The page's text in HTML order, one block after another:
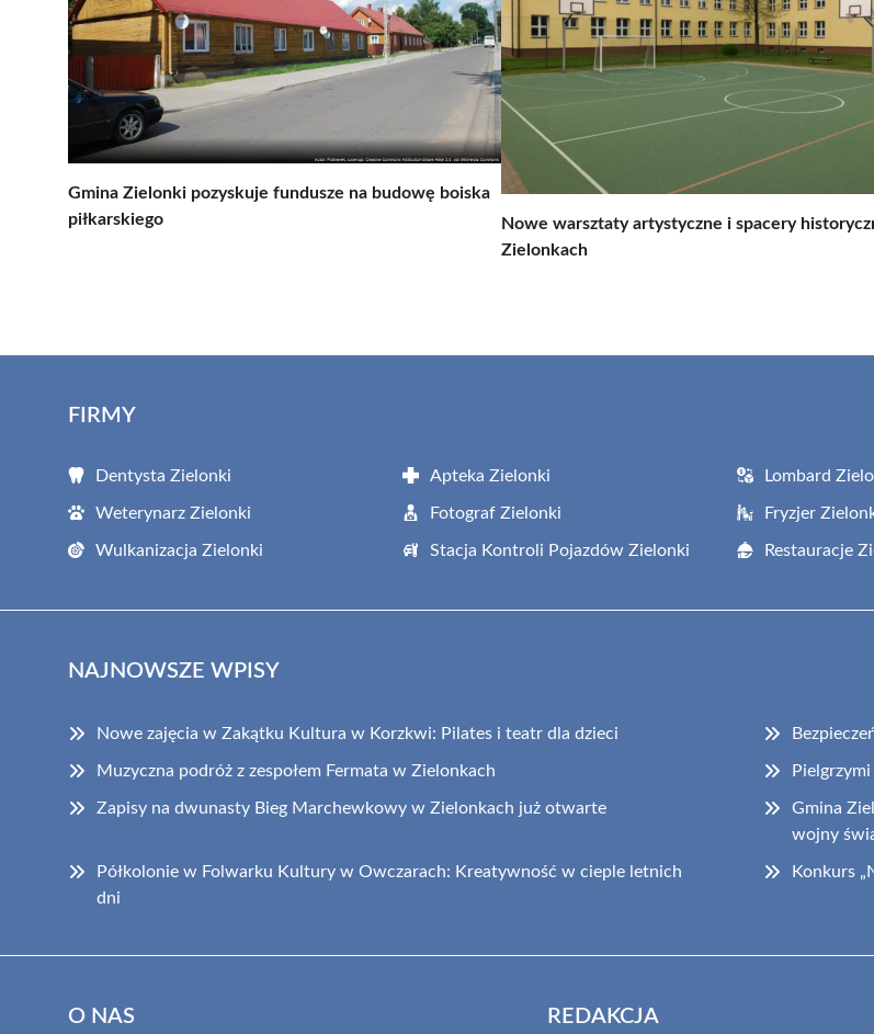
Gmina Zielonki pozyskuje fundusze na budowę boiska
piłkarskiego
Nowe warsztaty artystyczne i spacery
Zielonkach
FIRMY
Dentysta Zielonki Apteka Zielonki Lombard
Weterynarz Zielonki Fotograf Zielonki Fryzjer
Wulkanizacja Zielonki Stacja Kontroli Pojazdów Zielonki Restauracje
NAJNOWSZE WPISY
Nowe zajęcia w Zakątku Kultura w Korzkwi: Pilates i teatr dla dzieci
Muzyczna podróż z zespołem Fermata w Zielonkach
Zapisy na dwunasty Bieg Marchewkowy w Zielonkach już otwarte
Gmina
wojny
Półkolonie w Folwarku Kultury w Owczarach: Kreatywność w cieple letnich
dni
Konkurs
O NAS REDAKCJA